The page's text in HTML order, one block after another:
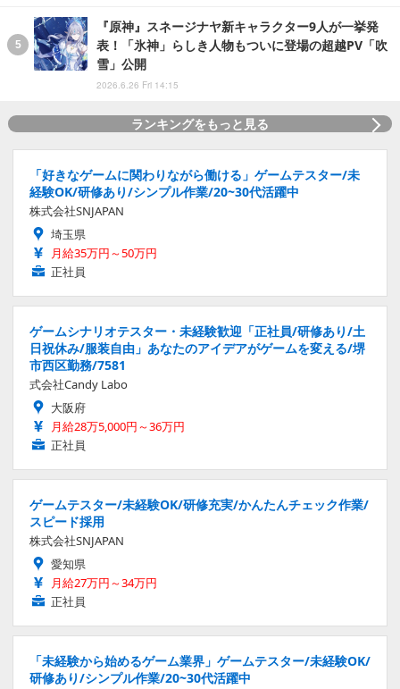
『原神』スネージナヤ新キャラクター9人が一挙発
表！「氷神」らしき人物もついに登場の超越PV「吹
雪」公開
2026.6.26 Fri 14:15
ランキングをもっと見る
「好きなゲームに関わりながら働ける」ゲームテスター/未
経験OK/研修あり/シンプル作業/20~30代活躍中
株式会社SNJAPAN
埼玉県
月給35万円～50万円
正社員
ゲームシナリオテスター・未経験歓迎「正社員/研修あり/土
日祝休み/服装自由」あなたのアイデアがゲームを変える/堺
市西区勤務/7581
式会社Candy Labo
大阪府
月給28万5,000円～36万円
正社員
ゲームテスター/未経験OK/研修充実/かんたんチェック作業/
スピード採用
株式会社SNJAPAN
愛知県
月給27万円～34万円
正社員
「未経験から始めるゲーム業界」ゲームテスター/未経験OK/
研修あり/シンプル作業/20~30代活躍中